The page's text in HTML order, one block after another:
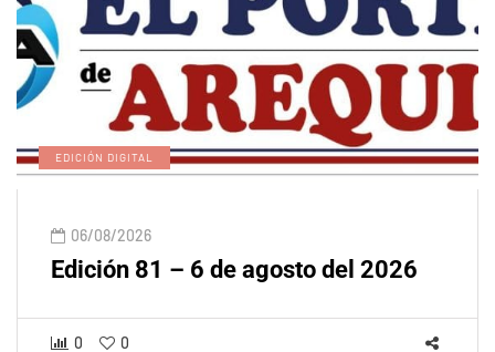
EDICIÓN DIGITAL
06/08/2026
Edición 81 – 6 de agosto del 2026
0 0